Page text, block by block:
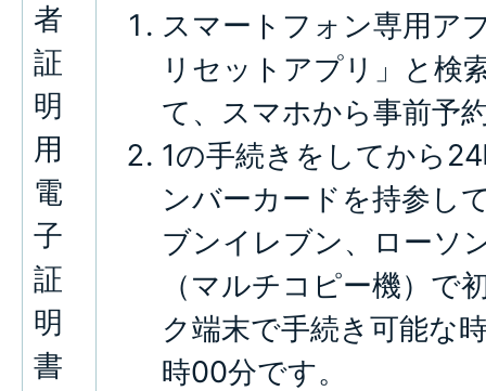
者
証
明
用
電
子
証
明
書
スマートフォン専用ア
リセットアプリ」と検
て、スマホから事前予
1の手続きをしてから
ンバーカードを持参し
ブンイレブン、ローソ
（マルチコピー機）で
ク端末で手続き可能な
時00分です。